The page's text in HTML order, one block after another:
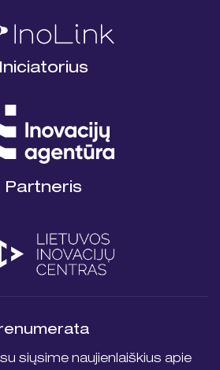
Iniciatorius
Partneris
siųsime naujienlaiškius apie